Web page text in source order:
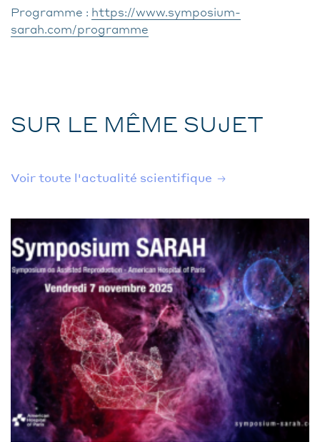
Programme : https://www.symposium-
sarah.com/programme
SUR LE MÊME SUJET
Voir toute l'actualité scientifique